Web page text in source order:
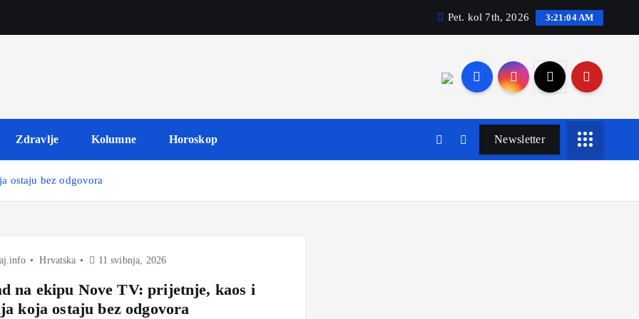
Pet. kol 7th, 2026 3:21:05 AM
Zdravlje Kolumne Horoskop Newsletter
ostaju bez odgovora
Hrvatska 11 svibnja, 2026
na ekipu Nove TV: prijetnje, kaos i
koja ostaju bez odgovora